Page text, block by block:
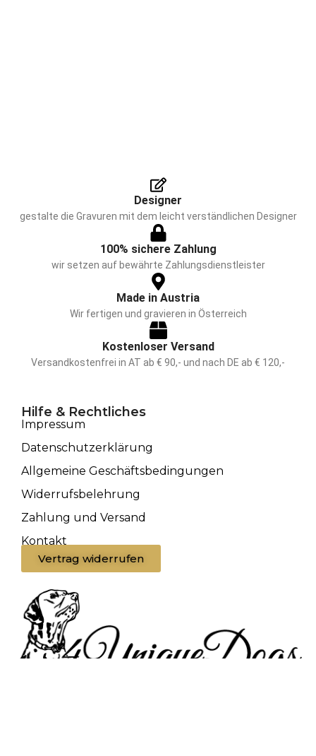
Designer
gestalte die Gravuren mit dem leicht verständlichen Designer
100% sichere Zahlung
wir setzen auf bewährte Zahlungsdienstleister
Made in Austria
Wir fertigen und gravieren in Österreich
Kostenloser Versand
Versandkostenfrei in AT ab € 90,- und nach DE ab € 120,-
Hilfe & Rechtliches
Impressum
Datenschutzerklärung
Allgemeine Geschäftsbedingungen
Widerrufsbelehrung
Zahlung und Versand
Kontakt
Vertrag widerrufen